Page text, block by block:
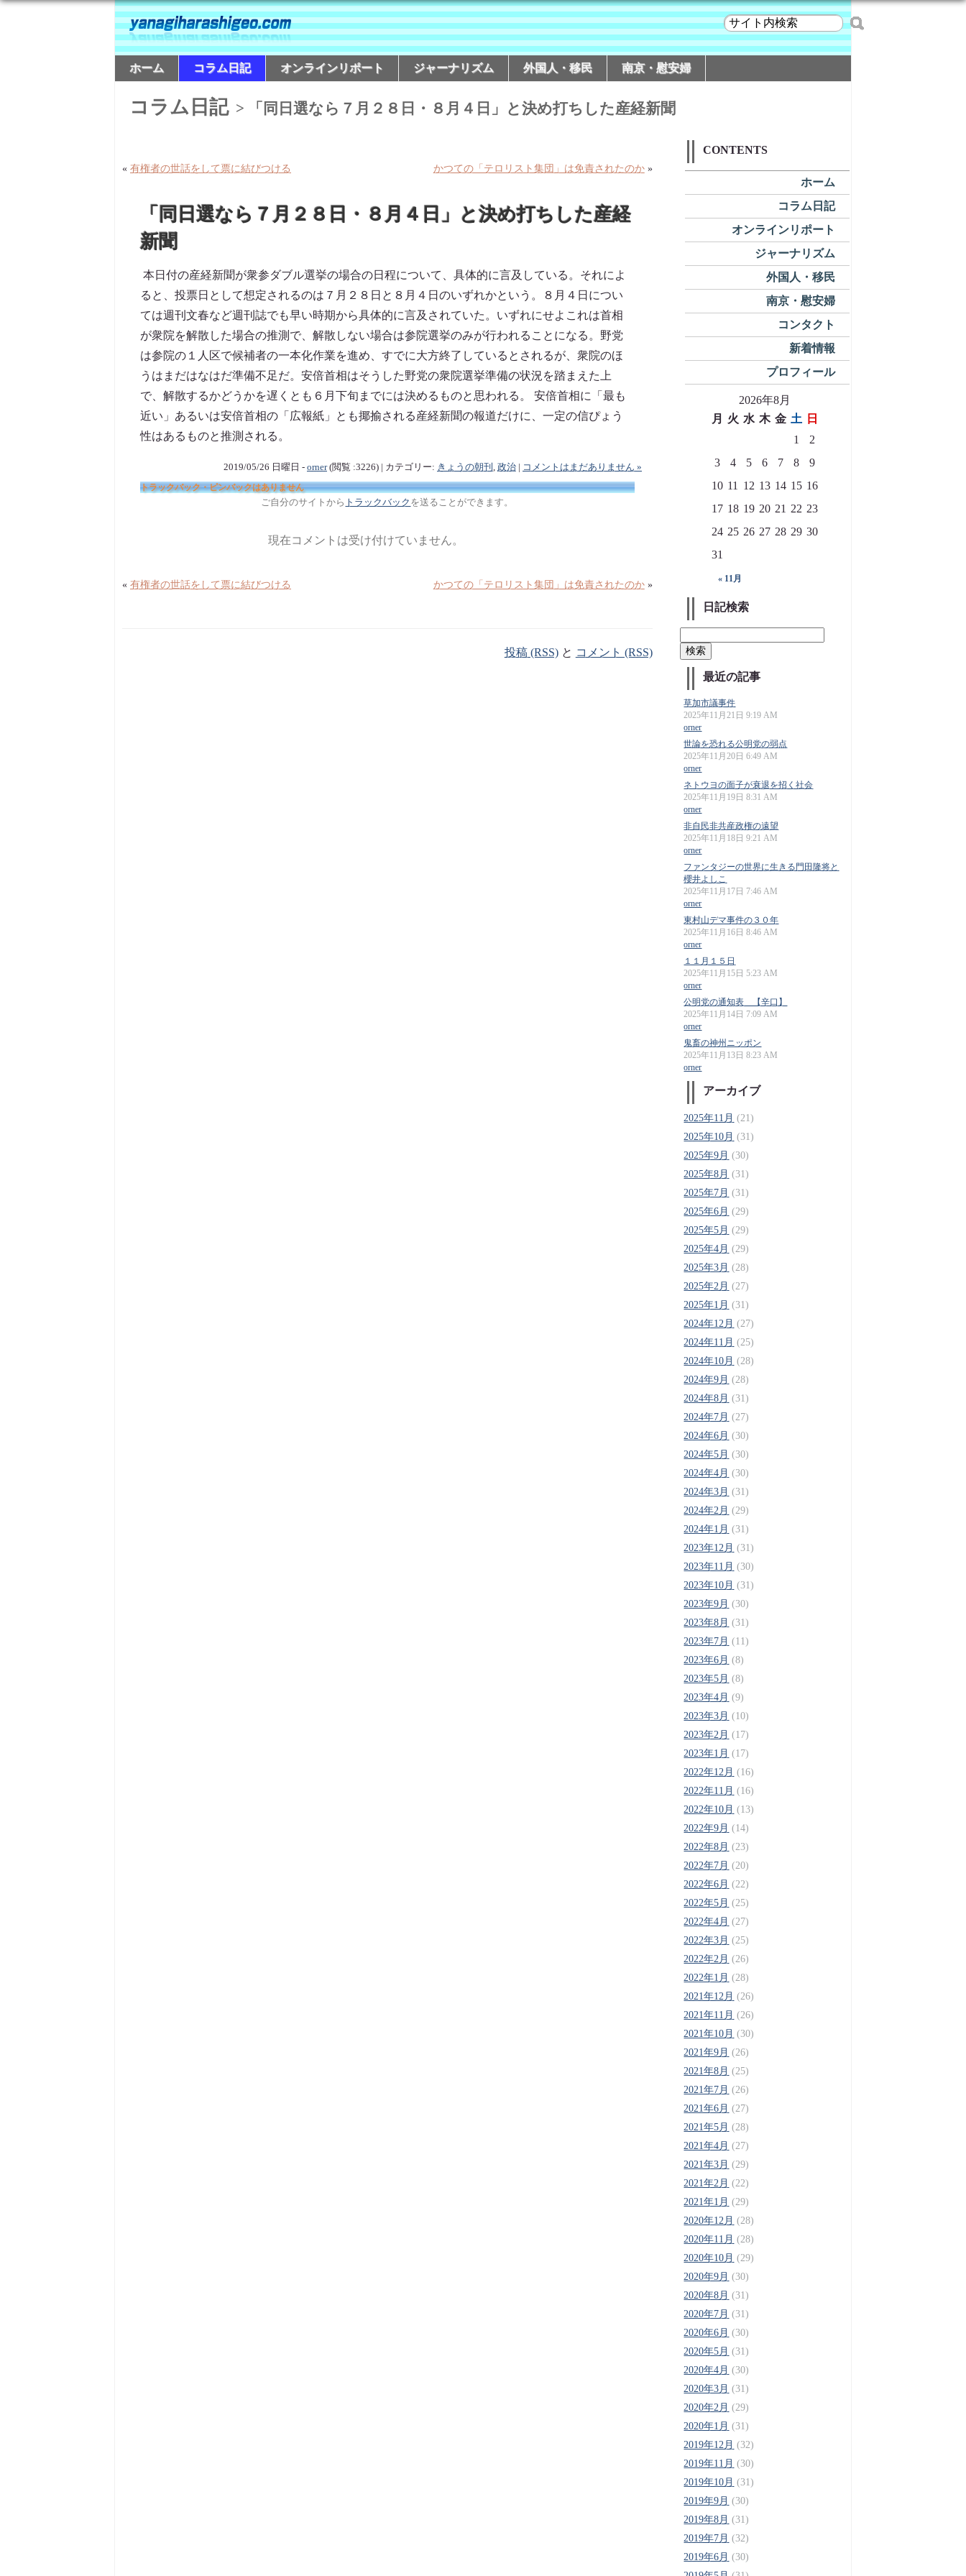
ホーム コラム日記 オンラインリポート ジャーナリズム 外国人・移民 南京・慰安婦
コラム日記> 「同日選なら７月２８日・８月４日」と決め打ちした産経新聞
« 有権者の世話をして票に結びつける かつての「テロリスト集団」は免責されたのか»
「同日選なら７月２８日・８月４日」と決め打ちした産経
新聞
本日付の産経新聞が衆参ダブル選挙の場合の日程について、具体的に言及している。それによ
ると、投票日として想定されるのは７月２８日と８月４日のいずれかという。８月４日につい
ては週刊文春など週刊誌でも早い時期から具体的に言及されていた。いずれにせよこれは首相
が衆院を解散した場合の推測で、解散しない場合は参院選挙のみが行われることになる。野党
は参院の１人区で候補者の一本化作業を進め、すでに大方終了しているとされるが、衆院のほ
うはまだはなはだ準備不足だ。安倍首相はそうした野党の衆院選挙準備の状況を踏まえた上
で、解散するかどうかを遅くとも６月下旬までには決めるものと思われる。 安倍首相に「最も
近い」あるいは安倍首相の「広報紙」とも揶揄される産経新聞の報道だけに、一定の信ぴょう
性はあるものと推測される。
2019/05/26 日曜日 - orner(閲覧 :3226) | カテゴリー: きょうの朝刊 , 政治|
コメントはまだありません »
トラックバック・ピンバックはありません
ご自分のサイトから トラックバック を送ることができます。
現在コメントは受け付けていません。
« 有権者の世話をして票に結びつける かつての「テロリスト集団」は免責されたのか»
投稿 (RSS)と コメント (RSS)
CONTENTS
ホーム
コラム日記
オンラインリポート
ジャーナリズム
外国人・移民
南京・慰安婦
コンタクト
新着情報
プロフィール
2026年8月
月 火 水 木 金 土 日
« 11月
1
2
3
4 5 6 7 8
9
10 11 12 13 14 15 16
17 18 19 20 21 22 23
24 25 26 27 28 29 30
31
日記検索
最近の記事
草加市議事件
2025年11月21日 9:19 AM
orner
世論を恐れる公明党の弱点
2025年11月20日 6:49 AM
orner
ネトウヨの面子が衰退を招く社会
2025年11月19日 8:31 AM
orner
非自民非共産政権の遠望
2025年11月18日 9:21 AM
orner
ファンタジーの世界に生きる門田隆将と
櫻井よしこ
2025年11月17日 7:46 AM
orner
東村山デマ事件の３０年
2025年11月16日 8:46 AM
orner
１１月１５日
2025年11月15日 5:23 AM
orner
公明党の通知表 【辛口】
2025年11月14日 7:09 AM
orner
鬼畜の神州ニッポン
2025年11月13日 8:23 AM
orner
アーカイブ
2025年11月 (21)
2025年10月 (31)
2025年9月 (30)
2025年8月 (31)
2025年7月 (31)
2025年6月 (29)
2025年5月 (29)
2025年4月 (29)
2025年3月 (28)
2025年2月 (27)
2025年1月 (31)
2024年12月 (27)
2024年11月 (25)
2024年10月 (28)
2024年9月 (28)
2024年8月 (31)
2024年7月 (27)
2024年6月 (30)
2024年5月 (30)
2024年4月 (30)
2024年3月 (31)
2024年2月 (29)
2024年1月 (31)
2023年12月 (31)
2023年11月 (30)
2023年10月 (31)
2023年9月 (30)
2023年8月 (31)
2023年7月 (11)
2023年6月 (8)
2023年5月 (8)
2023年4月 (9)
2023年3月 (10)
2023年2月 (17)
2023年1月 (17)
2022年12月 (16)
2022年11月 (16)
2022年10月 (13)
2022年9月 (14)
2022年8月 (23)
2022年7月 (20)
2022年6月 (22)
2022年5月 (25)
2022年4月 (27)
2022年3月 (25)
2022年2月 (26)
2022年1月 (28)
2021年12月 (26)
2021年11月 (26)
2021年10月 (30)
2021年9月 (26)
2021年8月 (25)
2021年7月 (26)
2021年6月 (27)
2021年5月 (28)
2021年4月 (27)
2021年3月 (29)
2021年2月 (22)
2021年1月 (29)
2020年12月 (28)
2020年11月 (28)
2020年10月 (29)
2020年9月 (30)
2020年8月 (31)
2020年7月 (31)
2020年6月 (30)
2020年5月 (31)
2020年4月 (30)
2020年3月 (31)
2020年2月 (29)
2020年1月 (31)
2019年12月 (32)
2019年11月 (30)
2019年10月 (31)
2019年9月 (30)
2019年8月 (31)
2019年7月 (32)
2019年6月 (30)